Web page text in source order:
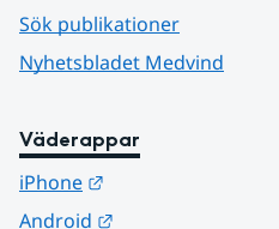
Sök publikationer
Nyhetsbladet Medvind
Väderappar
iPhone
Android